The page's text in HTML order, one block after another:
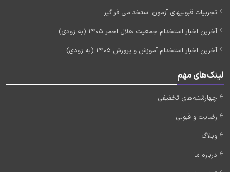
تجربیات قبولیهای آزمون استخدامی فراگیر
آخرین اخبار استخدام جمعیت هلال احمر 1405 (به زودی)
آخرین اخبار استخدام آموزش و پرورش 1405 (به زودی)
لینک‌های مهم
چهارشنبه‌های تخفیفی
رضایت و قبولی
وبلاگ
درباره ما